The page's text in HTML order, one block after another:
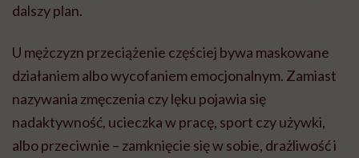
dalszy plan.
U mężczyzn przeciążenie częściej bywa maskowane
działaniem albo wycofaniem emocjonalnym. Zamiast
nazywania zmęczenia czy lęku pojawia się
nadaktywność, ucieczka w pracę, sport czy używki,
albo przeciwnie – zamknięcie się w sobie, drażliwość i